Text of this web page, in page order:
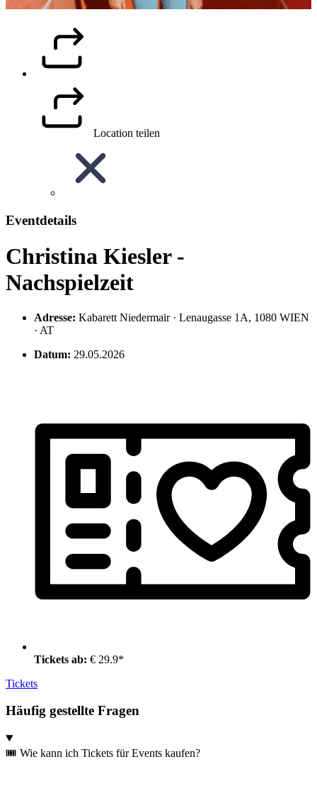
Location teilen
Eventdetails
Christina Kiesler -
Nachspielzeit
Adresse: Kabarett Niedermair · Lenaugasse 1A, 1080 WIEN
· AT
Datum: 29.05.2026
Tickets ab: € 29.9*
Tickets
Häufig gestellte Fragen
🎟️ Wie kann ich Tickets für Events kaufen?